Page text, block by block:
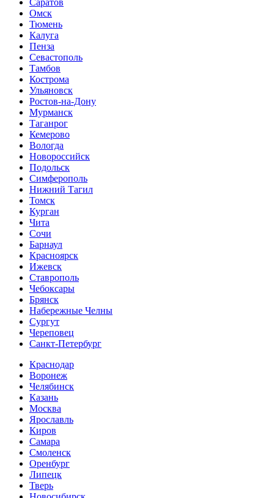
Саратов
Омск
Тюмень
Калуга
Пенза
Севастополь
Тамбов
Кострома
Ульяновск
Ростов-на-Дону
Мурманск
Таганрог
Кемерово
Вологда
Новороссийск
Подольск
Симферополь
Нижний Тагил
Томск
Курган
Чита
Сочи
Барнаул
Красноярск
Ижевск
Ставрополь
Чебоксары
Брянск
Набережные Челны
Сургут
Череповец
Санкт-Петербург
Краснодар
Воронеж
Челябинск
Казань
Москва
Ярославль
Киров
Самара
Смоленск
Оренбург
Липецк
Тверь